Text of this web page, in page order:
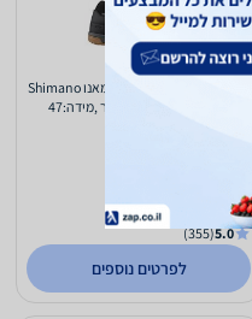
נעלי רכיבה לאופני שטח שימאנו Shimano
ב- BikesOnline
5.0
(355)
לפרטים נוספים